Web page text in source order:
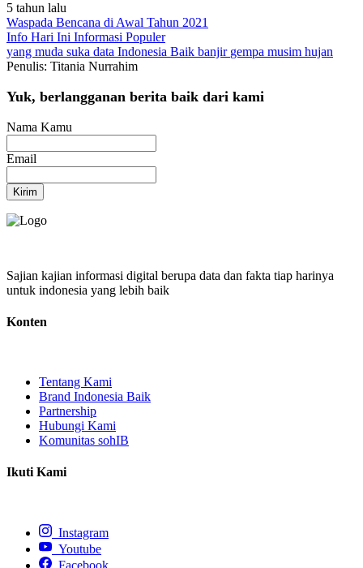
5 tahun lalu
Waspada Bencana di Awal Tahun 2021
Info Hari Ini Informasi Populer
yang muda suka data Indonesia Baik banjir gempa musim hujan
Penulis: Titania Nurrahim
Yuk, berlangganan berita baik dari kami
Nama Kamu
Email
Kirim
Sajian kajian informasi digital berupa data dan fakta tiap harinya
untuk indonesia yang lebih baik
Konten
Tentang Kami
Brand Indonesia Baik
Partnership
Hubungi Kami
Komunitas sohIB
Ikuti Kami
Instagram
Youtube
Facebook